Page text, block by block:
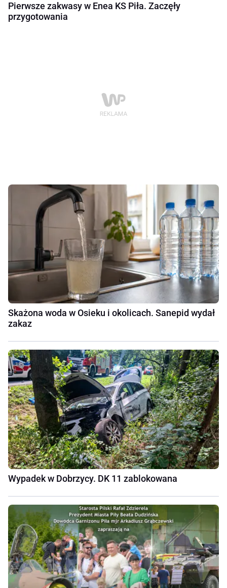
Pierwsze zakwasy w Enea KS Piła. Zaczęły
przygotowania
Skażona woda w Osieku i okolicach. Sanepid wydał
zakaz
Wypadek w Dobrzycy. DK 11 zablokowana